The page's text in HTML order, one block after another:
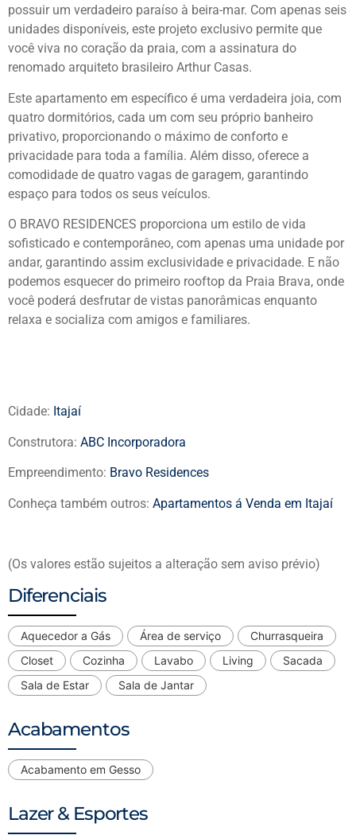
possuir um verdadeiro paraíso à beira-mar. Com apenas seis
unidades disponíveis, este projeto exclusivo permite que
você viva no coração da praia, com a assinatura do
renomado arquiteto brasileiro Arthur Casas.
Este apartamento em específico é uma verdadeira joia, com
quatro dormitórios, cada um com seu próprio banheiro
privativo, proporcionando o máximo de conforto e
privacidade para toda a família. Além disso, oferece a
comodidade de quatro vagas de garagem, garantindo
espaço para todos os seus veículos.
O BRAVO RESIDENCES proporciona um estilo de vida
sofisticado e contemporâneo, com apenas uma unidade por
andar, garantindo assim exclusividade e privacidade. E não
podemos esquecer do primeiro rooftop da Praia Brava, onde
você poderá desfrutar de vistas panorâmicas enquanto
relaxa e socializa com amigos e familiares.
Cidade: Itajaí
Construtora: ABC Incorporadora
Empreendimento: Bravo Residences
Conheça também outros: Apartamentos á Venda em Itajaí
(Os valores estão sujeitos a alteração sem aviso prévio)
Diferenciais
Aquecedor a Gás Área de serviço
Churrasqueira
Closet
Cozinha Lavabo Living
Sacada
Sala de Estar
Sala de Jantar
Acabamentos
Acabamento em Gesso
Lazer & Esportes